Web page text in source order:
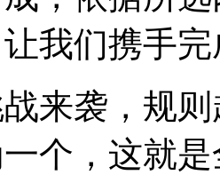
我们携手
来袭，规
个，这就